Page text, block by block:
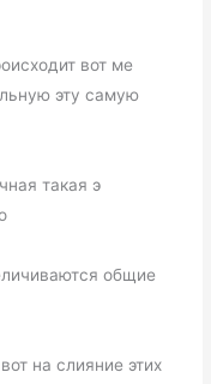
вот ме
эту самую
такая э
общие
на слияние этих